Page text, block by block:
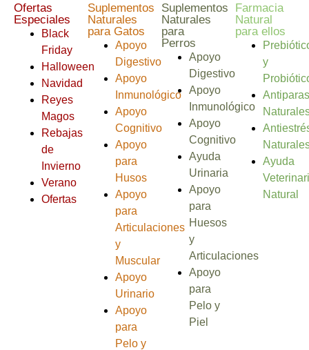
Ofertas
Especiales
Black
Friday
Halloween
Navidad
Reyes
Magos
Rebajas
de
Invierno
Verano
Ofertas
Suplementos
Naturales
para Gatos
Apoyo
Digestivo
Apoyo
Inmunológico
Apoyo
Cognitivo
Apoyo
para
Husos
Apoyo
para
Articulaciones
y
Muscular
Apoyo
Urinario
Apoyo
para
Pelo y
Suplementos
Naturales
para
Perros
Apoyo
Digestivo
Apoyo
Inmunológico
Apoyo
Cognitivo
Ayuda
Urinaria
Apoyo
para
Huesos
y
Articulaciones
Apoyo
para
Pelo y
Piel
Farmacia
Natural
para ellos
y
Ayuda
Natural